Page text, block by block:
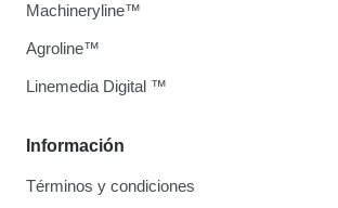
Información
Términos y condiciones
Machineryline™
Agroline™
Linemedia Digital ™